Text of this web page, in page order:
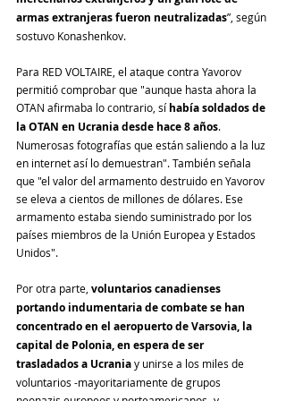
armas extranjeras fueron neutralizadas”, según
sostuvo Konashenkov.
Para RED VOLTAIRE, el ataque contra Yavorov
permitió comprobar que "aunque hasta ahora la
OTAN afirmaba lo contrario, sí había soldados de
la OTAN ‎en Ucrania desde hace 8 años.
Numerosas fotografías que están saliendo a la luz
en internet así ‎lo demuestran". También señala
que "el valor del armamento destruido en Yavorov
se eleva a cientos de millones de dólares. ‎Ese
armamento estaba siendo suministrado por los
países miembros de la Unión Europea y ‎Estados
Unidos". ‎
Por otra parte, voluntarios canadienses
portando indumentaria de combate se han
concentrado en el aeropuerto de ‎Varsovia, la
capital de Polonia, en espera de ser
trasladados a Ucrania y unirse a los miles de
voluntarios -mayoritariamente de grupos